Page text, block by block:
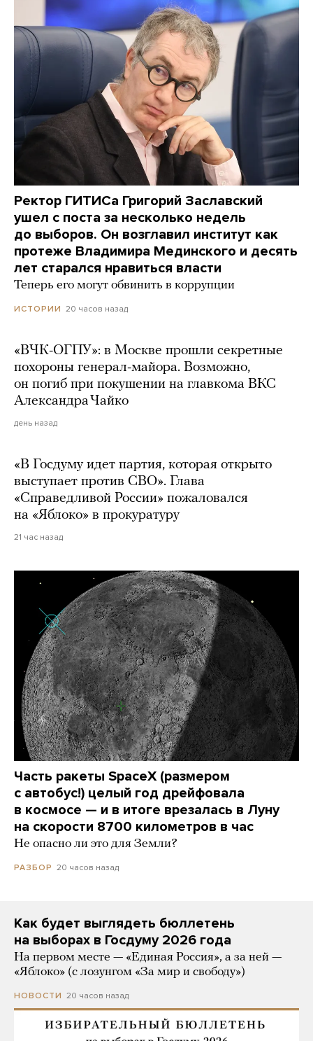
Ректор ГИТИСа Григорий Заславский
ушел с поста за несколько недель
до выборов. Он возглавил институт как
протеже Владимира Мединского и десять
лет старался нравиться власти
Теперь его могут обвинить в коррупции
ИСТОРИИ 20 часов назад
«ВЧК-ОГПУ»: в Москве прошли секретные
похороны генерал-майора. Возможно,
он погиб при покушении на главкома ВКС
Александра Чайко
день назад
«В Госдуму идет партия, которая открыто
выступает против СВО». Глава
«Справедливой России» пожаловался
на «Яблоко» в прокуратуру
21 час назад
Часть ракеты SpaceX (размером
с автобус!) целый год дрейфовала
в космосе — и в итоге врезалась в Луну
на скорости 8700 километров в час
Не опасно ли это для Земли?
РАЗБОР 20 часов назад
Как будет выглядеть бюллетень
на выборах в Госдуму 2026 года
На первом месте — «Единая Россия», а за ней —
«Яблоко» (с лозунгом «За мир и свободу»)
НОВОСТИ 20 часов назад